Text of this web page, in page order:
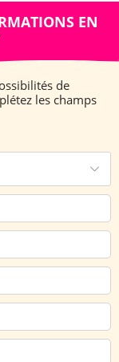
EN
de
les champs